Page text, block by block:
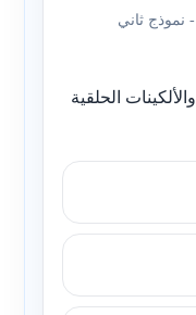
نموذج ثاني
الحلقية